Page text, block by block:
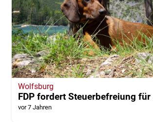
Wolfsburg
FDP fordert Steuerbefreiung
vor 7 Jahren